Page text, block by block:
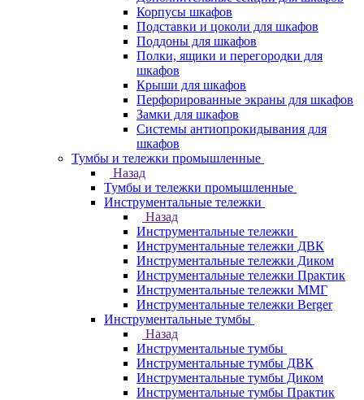
Корпусы шкафов
Подставки и цоколи для шкафов
Поддоны для шкафов
Полки, ящики и перегородки для
шкафов
Крыши для шкафов
Перфорированные экраны для шкафов
Замки для шкафов
Системы антиопрокидывания для
шкафов
Тумбы и тележки промышленные
Назад
Тумбы и тележки промышленные
Инструментальные тележки
Назад
Инструментальные тележки
Инструментальные тележки ДВК
Инструментальные тележки Диком
Инструментальные тележки Практик
Инструментальные тележки ММГ
Инструментальные тележки Berger
Инструментальные тумбы
Назад
Инструментальные тумбы
Инструментальные тумбы ДВК
Инструментальные тумбы Диком
Инструментальные тумбы Практик